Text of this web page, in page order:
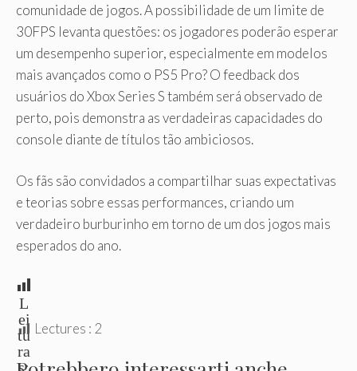
comunidade de jogos. A possibilidade de um limite de
30FPS levanta questões: os jogadores poderão esperar
um desempenho superior, especialmente em modelos
mais avançados como o PS5 Pro? O feedback dos
usuários do Xbox Series S também será observado de
perto, pois demonstra as verdadeiras capacidades do
console diante de títulos tão ambiciosos.
Os fãs são convidados a compartilhar suas expectativas
e teorias sobre essas performances, criando um
verdadeiro burburinho em torno de um dos jogos mais
esperados do ano.
L
ei
tu
ra
s:
Lectures : 2